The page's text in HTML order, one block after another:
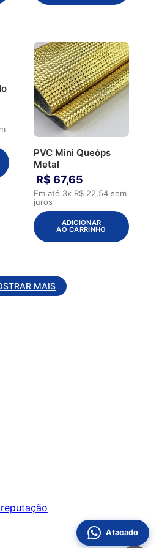
PVC Mini Queóps
Metal
R$ 67,65
Em até 3x R$ 22,54 sem
juros
ADICIONAR
AO CARRINHO
MAIS
Atacado